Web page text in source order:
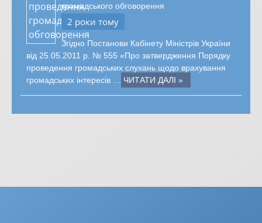
громадського обговорення
2 роки тому
Згідно Постанови Кабінету Міністрів України
від 25.05.2011 р. № 555 «Про затвердження Порядку
проведення громадських слухань щодо врахування
громадських інтересів …
ЧИТАТИ ДАЛІ »